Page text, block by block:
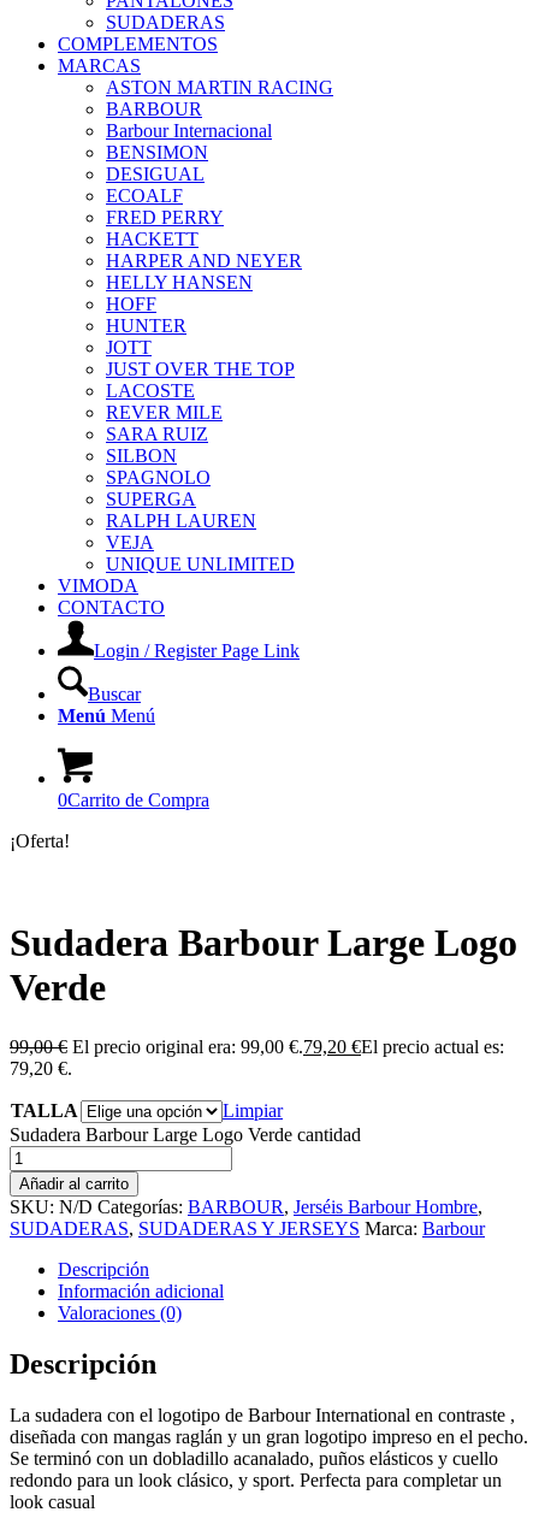
SUDADERAS
COMPLEMENTOS
MARCAS
ASTON MARTIN RACING
BARBOUR
Barbour Internacional
BENSIMON
DESIGUAL
ECOALF
FRED PERRY
HACKETT
HARPER AND NEYER
HELLY HANSEN
HOFF
HUNTER
JOTT
JUST OVER THE TOP
LACOSTE
REVER MILE
SARA RUIZ
SILBON
SPAGNOLO
SUPERGA
RALPH LAUREN
VEJA
UNIQUE UNLIMITED
VIMODA
CONTACTO
Login / Register Page Link
Buscar
Menú Menú
0Carrito de Compra
¡Oferta!
Sudadera Barbour Large Logo
Verde
99,00€ El precio original era: 99,00 €.79,20 €El precio actual es:
79,20 €.
TALLA
Limpiar
Sudadera Barbour Large Logo Verde cantidad
Añadir al carrito
SKU: N/D Categorías: BARBOUR, Jerséis Barbour Hombre,
SUDADERAS, SUDADERAS Y JERSEYS Marca: Barbour
Descripción
Información adicional
Valoraciones (0)
Descripción
La sudadera con el logotipo de Barbour International en contraste ,
diseñada con mangas raglán y un gran logotipo impreso en el pecho.
Se terminó con un dobladillo acanalado, puños elásticos y cuello
redondo para un look clásico, y sport. Perfecta para completar un
look casual